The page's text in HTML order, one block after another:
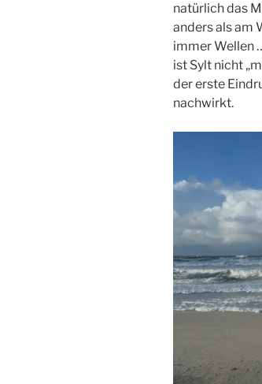
natürlich das
anders als am
immer Wellen
ist Sylt nicht
der erste
nachwirkt.